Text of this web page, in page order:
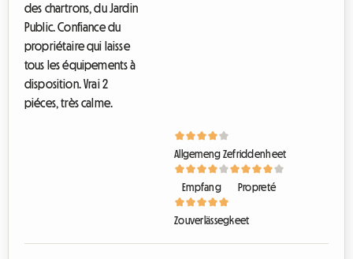
des chartrons, du Jardin
Public. Confiance du
propriétaire qui laisse
tous les équipements à
disposition. Vrai 2
piéces, très calme.
Allgemeng Zefriddenheet
Empfang Propreté
Zouverlässegkeet